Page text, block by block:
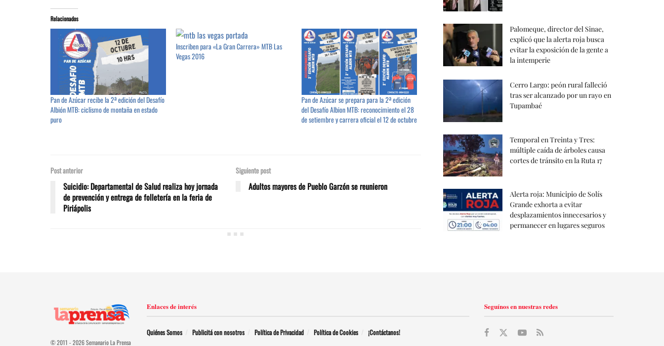
Relacionados
Pan de Azúcar recibe la 2ª edición del Desafío
Albión MTB: ciclismo de montaña en estado
puro
Inscriben para «La Gran Carrera» MTB Las
Vegas 2016
Pan de Azúcar se prepara para la 2ª edición
del Desafío Albion MTB: reconocimiento el 28
de setiembre y carrera oficial el 12 de octubre
Post anterior
Suicidio: Departamental de Salud realiza hoy jornada
de prevención y entrega de folletería en la feria de
Piriápolis
Siguiente post
Adultos mayores de Pueblo Garzón se reunieron
Palomeque, director del Sinae,
explicó que la alerta roja busca
evitar la exposición de la gente a
la intemperie
Cerro Largo: peón rural falleció
tras ser alcanzado por un rayo en
Tupambaé
Temporal en Treinta y Tres:
múltiple caída de árboles causa
cortes de tránsito en la Ruta 17
Alerta roja: Municipio de Solís
Grande exhorta a evitar
desplazamientos innecesarios y
permanecer en lugares seguros
© 2011 - 2026 Semanario La Prensa
Enlaces de interés
Quiénes Somos Publicitá con nosotros Política de Privacidad Política de Cookies ¡Contáctanos!
Seguínos en nuestras redes